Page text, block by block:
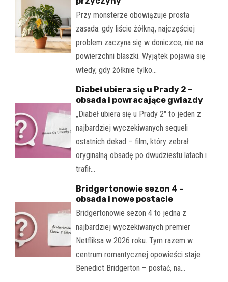
Przy monsterze obowiązuje prosta
zasada: gdy liście żółkną, najczęściej
problem zaczyna się w doniczce, nie na
powierzchni blaszki. Wyjątek pojawia się
wtedy, gdy żółknie tylko…
Diabeł ubiera się u Prady 2 –
obsada i powracające gwiazdy
„Diabeł ubiera się u Prady 2" to jeden z
najbardziej wyczekiwanych sequeli
ostatnich dekad – film, który zebrał
oryginalną obsadę po dwudziestu latach i
trafił…
Bridgertonowie sezon 4 –
obsada i nowe postacie
Bridgertonowie sezon 4 to jedna z
najbardziej wyczekiwanych premier
Netfliksa w 2026 roku. Tym razem w
centrum romantycznej opowieści staje
Benedict Bridgerton – postać, na…